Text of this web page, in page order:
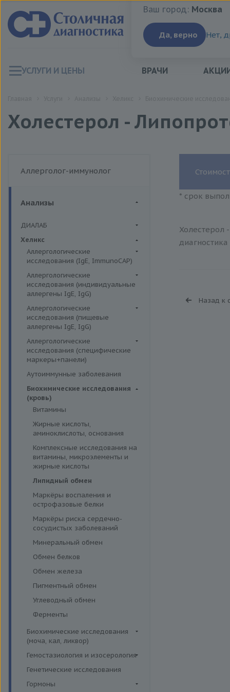
Ваш город:Москва
Ваш город: Москва
Да, верно Нет,
УСЛУГИ И ЦЕНЫ ВРАЧИ
Холестерол -
Аллерголог-иммунолог
Анализы
ДИАЛАБ
Биохимия крови
Хеликс
Аллергологические
исследования (IgE, ImmunoCAP)
Аллергены животных
Аллергены пыльцы
Бытовые аллергены
Пищевые аллегрены
Аллергологические
исследования (индивидуальные
аллергены IgE, IgG)
Аллергены гельминтов IgE
Аллергены деревьев IgE, IgG
Аллергены металлов IgE
Аллергены сорных трав IgE
Аллергены трав IgE
Бытовые аллергены IgE, IgG
Инсектные аллергены IgE
Лекарственные аллергены IgE,
IgG
Прочие аллергены IgE, IgG
Аллергологические
исследования (пищевые
аллергены IgE, IgG)
Пищевые аллегрены IgE
Пищевые аллегрены IgG
Аллергологические
исследования (специфические
маркеры+панели)
Неспецифические маркеры
аллергических реакций
Определение специфических
иммуноглобулинов класса G
иммуноглобулинов класса Е
Прогнозирование
эффективности АСИТ
Симптомные профили
Скрининговые исследования
Аутоиммунные заболевания
Биохимические исследования
(кровь)
Витамины
Жирные кислоты,
аминоклислоты, основания
Комплексные исследования на
витамины, микроэлементы и
жирные кислоты
Липидный обмен
Маркёры воспаления и
острофазовые белки
Маркёры риска сердечно-
сосудистых заболеваний
Минеральный обмен
Обмен белков
Обмен железа
Пигментный обмен
Углеводный обмен
Ферменты
Биохимические исследования
(моча, кал, ликвор)
Ликвор
Гемостазиология и изосерология
Гемостазиология
Иммуногематология
Генетические исследования
Гормоны
* срок
Холестерол
Назад к